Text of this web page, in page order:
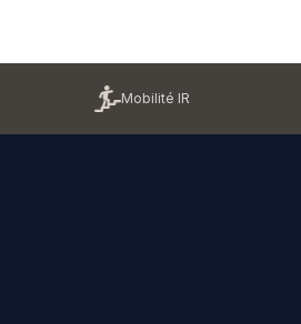
Mobilité IR